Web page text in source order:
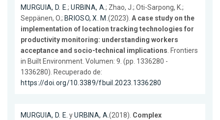
MURGUIA, D. E.;URBINA, A.; Zhao, J.; Oti-Sarpong, K.;
Seppänen, O.; BRIOSO, X. M.(2023). A case study on the
implementation of location tracking technologies for
productivity monitoring: understanding workers
acceptance and socio-technical implications. Frontiers
in Built Environment. Volumen: 9. (pp. 1336280 -
1336280). Recuperado de:
https://doi.org/10.3389/fbuil.2023.1336280
MURGUIA, D. E. yURBINA, A.(2018). Complex